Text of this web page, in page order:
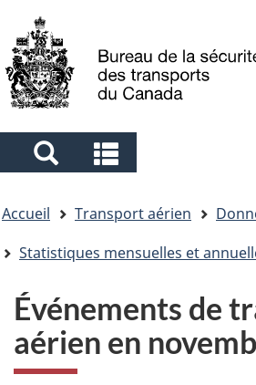
to
main
toà
la
Sélection
de
la
langue
Search
and
menus
and
menus
êtes
ici
Accueil Transport aérien
Statistiques mensuelles et
Événements de
aérien en